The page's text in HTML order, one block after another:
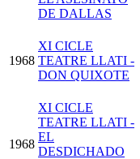
DE DALLAS
1968
XI CICLE
TEATRE LLATI -
DON QUIXOTE
1968
XI CICLE
TEATRE LLATI -
EL
DESDICHADO